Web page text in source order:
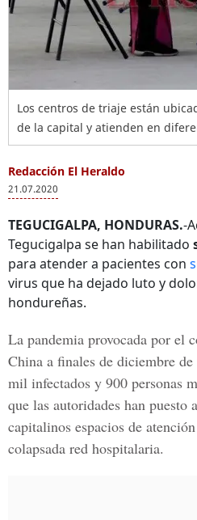
Los centros de triaje están
de la capital y atienden en
Redacción El Heraldo
21.07.2020
TEGUCIGALPA, HONDURAS.-
Tegucigalpa se han habilitado
para atender a pacientes con
virus que ha dejado luto y
hondureñas.
La pandemia provocada por el
China a finales de diciembre
mil infectados y 900 personas
que las autoridades han puesto
capitalinos espacios de
colapsada red hospitalaria.